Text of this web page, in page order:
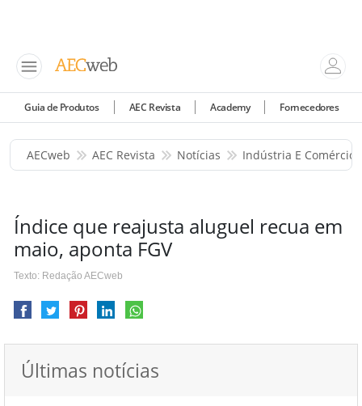
Guia de Produtos AEC Revista Academy Fornecedores
AECweb AEC Revista Notícias Indústria E Comércio
Índice que reajusta aluguel recua em
maio, aponta FGV
Texto: Redação AECweb
Últimas notícias